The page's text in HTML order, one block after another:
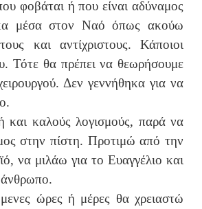
φοβάται ή που είναι αδύναμος
μέσα στον Ναό όπως ακούω
και αντίχριστους. Κάποιοι
Τότε θα πρέπει να θεωρήσουμε
Δεν γεννήθηκα για να
καλούς λογισμούς, παρά να
στην πίστη. Προτιμώ από την
να μιλάω για το Ευαγγέλιο και
άνθρωπο.
ώρες ή μέρες θα χρειαστώ